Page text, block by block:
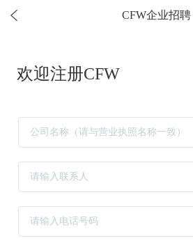
CFW企业招聘
欢迎注册CFW